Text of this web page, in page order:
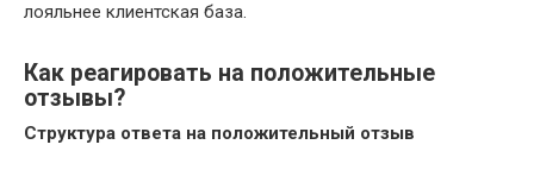
лояльнее клиентская база.
Как реагировать на положительные
отзывы?
Структура ответа на положительный отзыв